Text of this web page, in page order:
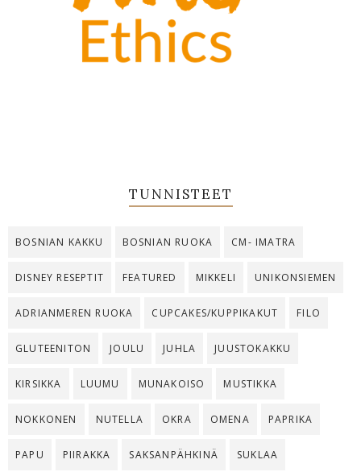
TUNNISTEET
BOSNIAN KAKKU BOSNIAN RUOKA CM- IMATRA
DISNEY RESEPTIT FEATURED MIKKELI UNIKONSIEMEN
ADRIANMEREN RUOKA CUPCAKES/KUPPIKAKUT FILO
GLUTEENITON JOULU JUHLA JUUSTOKAKKU
KIRSIKKA LUUMU MUNAKOISO MUSTIKKA
NOKKONEN NUTELLA OKRA OMENA PAPRIKA
PAPU PIIRAKKA SAKSANPÄHKINÄ SUKLAA